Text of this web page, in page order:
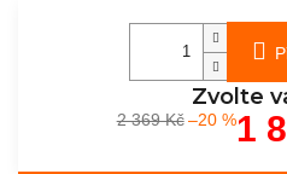
Zvolte
2 369 Kč –20 %1